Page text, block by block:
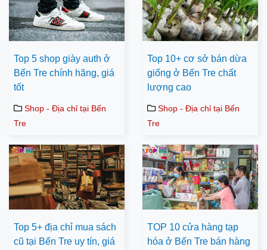
Top 5 shop giày auth ở
Bến Tre chính hãng, giá
tốt
Shop - Địa chỉ tại Bến
Tre
Top 10+ cơ sở bán dừa
giống ở Bến Tre chất
lượng cao
Shop - Địa chỉ tại Bến
Tre
Top 5+ địa chỉ mua sách
cũ tại Bến Tre uy tín, giá
TOP 10 cửa hàng tạp
hóa ở Bến Tre bán hàng